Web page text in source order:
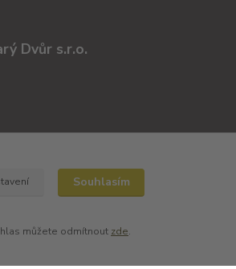
Dvůr s.r.o.
Souhlasím
můžete odmítnout zde.